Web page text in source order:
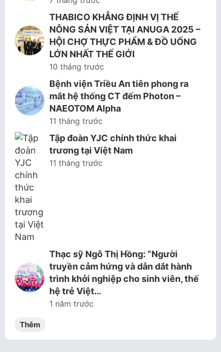
THABICO KHẲNG ĐỊNH VỊ THẾ
NÔNG SẢN VIỆT TẠI ANUGA 2025 –
HỘI CHỢ THỰC PHẨM & ĐỒ UỐNG
LỚN NHẤT THẾ GIỚI
10 tháng trước
Bệnh viện Triều An tiên phong ra
mắt hệ thống CT đếm Photon –
NAEOTOM Alpha
11 tháng trước
Tập đoàn YJC chính thức khai
trương tại Việt Nam
11 tháng trước
Thạc sỹ Ngô Thị Hồng: “Người
truyền cảm hứng và dẫn dắt hành
trình khởi nghiệp cho sinh viên, thế
hệ trẻ Việt…
1 năm trước
Thêm